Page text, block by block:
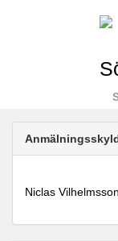
Niclas